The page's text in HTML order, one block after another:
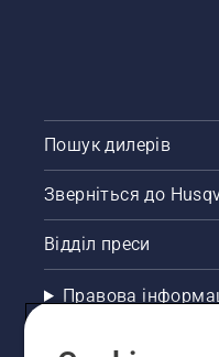
Пошук дилерів
Зверніться до
Відділ преси
Правова
Інші сайти